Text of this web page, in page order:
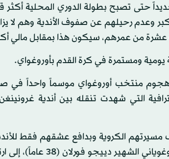
حتى تصبح بطولة الدوري المحلية أكثر
ومستمرة في كرة القدم بأوروغواي.
منتخب أوروغواي موسماً واحداً في
ليبدأ مسيرته الاحترافية التي شهدت تنقله بين
مسيرتهم الكروية وبدافع عشقهم فقط
وعلى سبيل المثال، يستعد نجم